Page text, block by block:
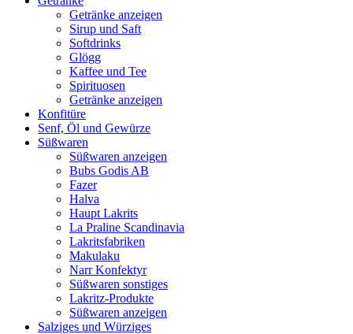
Getränke anzeigen
Sirup und Saft
Softdrinks
Glögg
Kaffee und Tee
Spirituosen
Getränke anzeigen
Konfitüre
Senf, Öl und Gewürze
Süßwaren
Süßwaren anzeigen
Bubs Godis AB
Fazer
Halva
Haupt Lakrits
La Praline Scandinavia
Lakritsfabriken
Makulaku
Narr Konfektyr
Süßwaren sonstiges
Lakritz-Produkte
Süßwaren anzeigen
Salziges und Würziges